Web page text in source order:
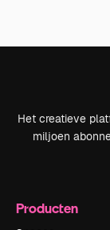
Het creatieve
miljoen
Producten